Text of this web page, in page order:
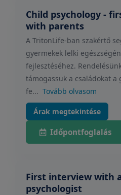
Child psychology -
with parents
A TritonLife-ban szakértő
gyermekek lelki
fejlesztéséhez.
támogassuk a családokat a
fe... Tovább olvasom
Árak megtekintése
Időpontfoglalás
First interview with
psychologist